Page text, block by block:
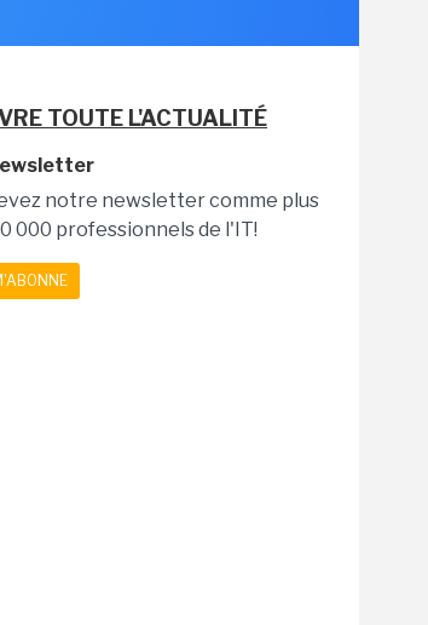
TOUTE L'ACTUALITÉ
notre newsletter comme plus
000 professionnels de l'IT!